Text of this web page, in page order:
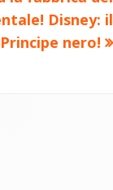
Disney: il
Principe nero!